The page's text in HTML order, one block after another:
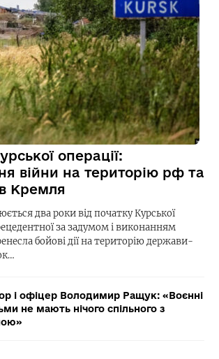
операції:
війни на територію рф та
Кремля
два роки від початку Курської
за задумом і виконанням
бойові дії на територію держави-
і офіцер Володимир Ращук: «Воєнні
не мають нічого спільного з